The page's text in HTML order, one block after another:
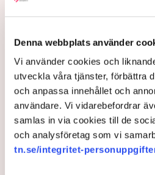
Denna webbplats använder
Vi använder cookies och
utveckla våra tjänster, förbättra
och anpassa innehållet och
användare. Vi vidarebefordrar
samlas in via cookies till de
och analysföretag som vi
tn.se/integritet-
utrikesminister Tobias
Nyheter.
3 years ago | Av: TT